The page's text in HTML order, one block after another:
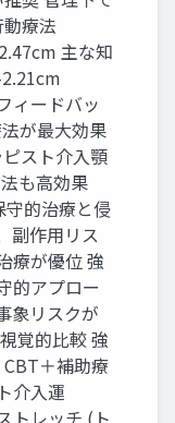
療法
主な知
ィードバッ
が最⼤効果
ピスト介⼊顎
も⾼効果
守的治療と侵
副作⽤リス
療が優位 強
的アプロー
象リスクが
覚的⽐較 強
＋補助療
介⼊運
トレッチ (ト